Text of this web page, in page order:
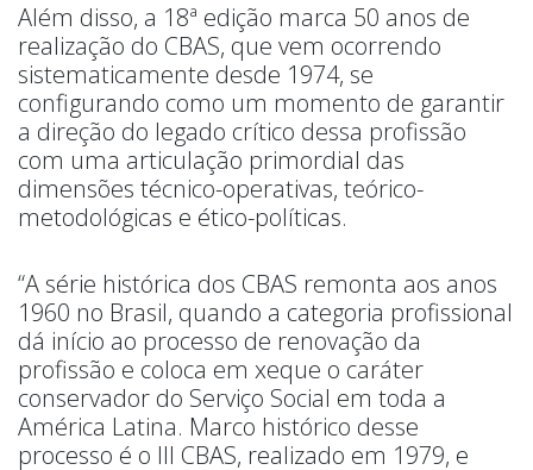
Além disso, a 18ª edição marca 50 anos de
realização do CBAS, que vem ocorrendo
sistematicamente desde 1974, se
configurando como um momento de garantir
a direção do legado crítico dessa profissão
com uma articulação primordial das
dimensões técnico-operativas, teórico-
metodológicas e ético-políticas.
“A série histórica dos CBAS remonta aos anos
1960 no Brasil, quando a categoria profissional
dá início ao processo de renovação da
profissão e coloca em xeque o caráter
conservador do Serviço Social em toda a
América Latina. Marco histórico desse
processo é o III CBAS, realizado em 1979, e